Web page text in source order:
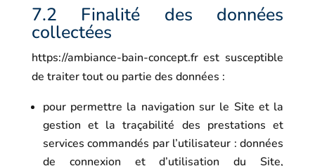
7.2 Finalité des données
collectées
https://ambiance-bain-concept.frest susceptible
de traiter tout ou partie des données :
pour permettre la navigation sur le Site et la
gestion et la traçabilité des prestations et
services commandés par l’utilisateur : données
de connexion et d’utilisation du Site,